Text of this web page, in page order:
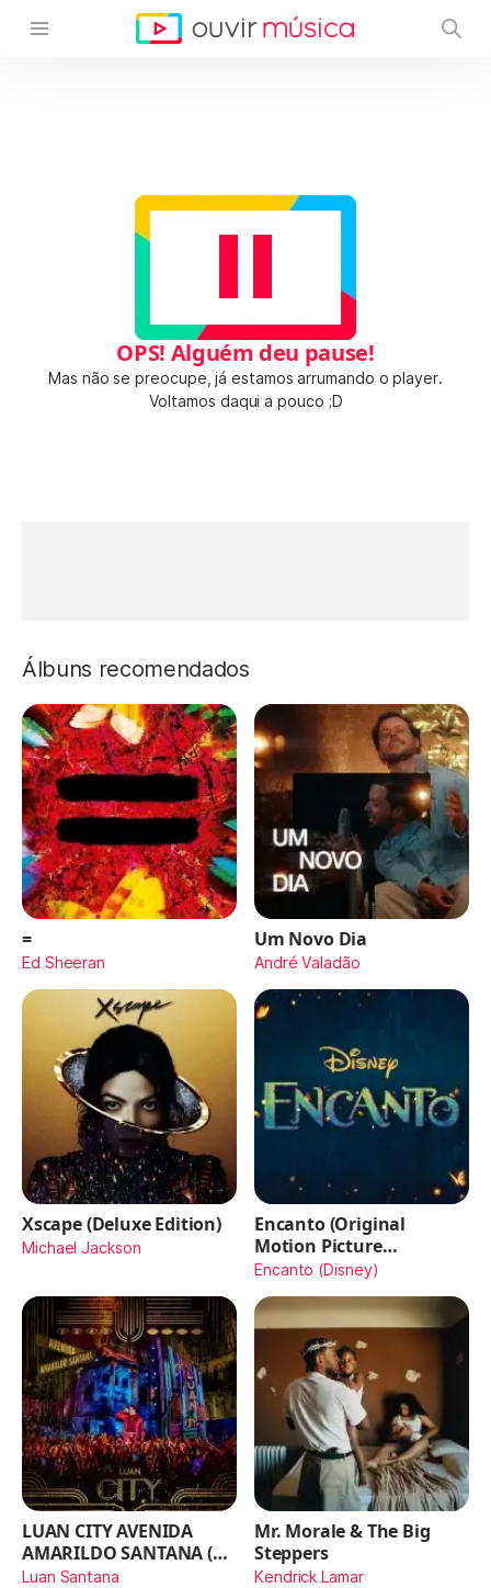
OPS! Alguém deu pause!
Mas não se preocupe, já estamos arrumando o player.
Voltamos daqui a pouco ;D
Álbuns recomendados
=
Ed Sheeran
Um Novo Dia
André Valadão
Xscape (Deluxe Edition)
Michael Jackson
Encanto (Original
Motion Picture
Soundtrack)
Encanto (Disney)
LUAN CITY AVENIDA
AMARILDO SANTANA (Ao
Vivo)
Luan Santana
Mr. Morale & The Big
Steppers
Kendrick Lamar